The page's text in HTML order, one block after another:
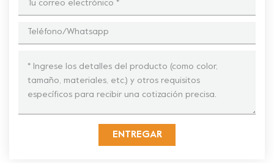
ENTREGAR